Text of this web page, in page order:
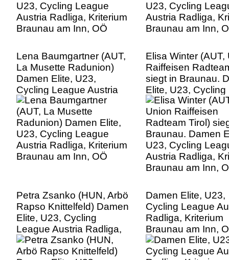
Lena Baumgartner (AUT,
La Musette Radunion)
Damen Elite, U23,
Cycling League Austria
Radliga, Kriterium
Braunau am Inn, OÖ
Elisa Winter (AUT,
Raiffeisen
siegt in Braunau.
Elite, U23, Cycling
League Austria
Kriterium Braunau
Inn, OÖ
Petra Zsanko (HUN, Arbö
Rapso Knittelfeld) Damen
Elite, U23, Cycling
League Austria Radliga,
Kriterium Braunau am
Inn, OÖ
Damen Elite, U23,
Cycling League
Radliga, Kriterium
Braunau am Inn,